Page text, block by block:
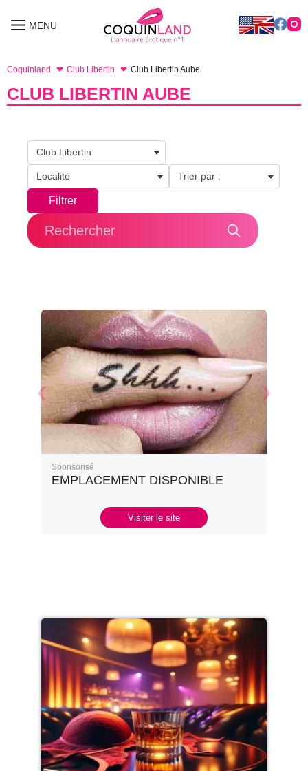
MENU
MENU
Coquinland Club Libertin Club Libertin Aube
CLUB LIBERTIN AUBE
Club Libertin
Localité Trier par :
Filtrer
Sponsorisé
EMPLACEMENT DISPONIBLE
Visiter le site